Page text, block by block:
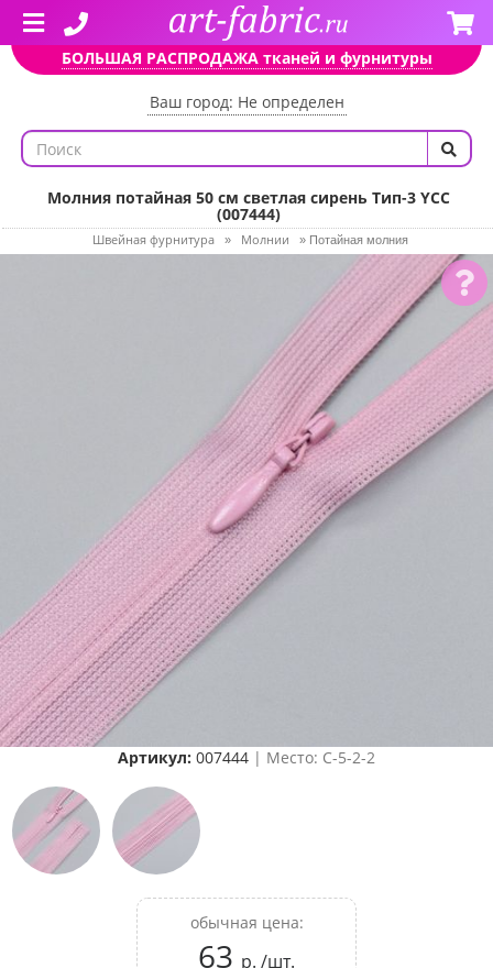
БОЛЬШАЯ РАСПРОДАЖА тканей и фурнитуры
Ваш город: Не определен
Молния потайная 50 см светлая сирень Тип-3 YCC
(007444)
Швейная фурнитура » Молнии » Потайная молния
Артикул: 007444 | Место: C-5-2-2
обычная цена:
63 р. /шт.